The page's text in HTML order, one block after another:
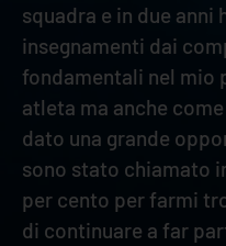
squadra e in due
insegnamenti dai
fondamentali nel mio
atleta ma anche
dato una grande
sono stato chiamato
per cento per farmi
di continuare a far